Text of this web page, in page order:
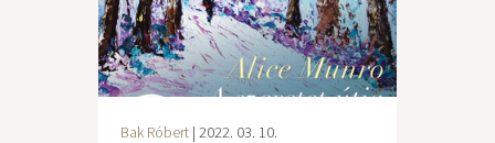
Bak Róbert | 2022. 03. 10.